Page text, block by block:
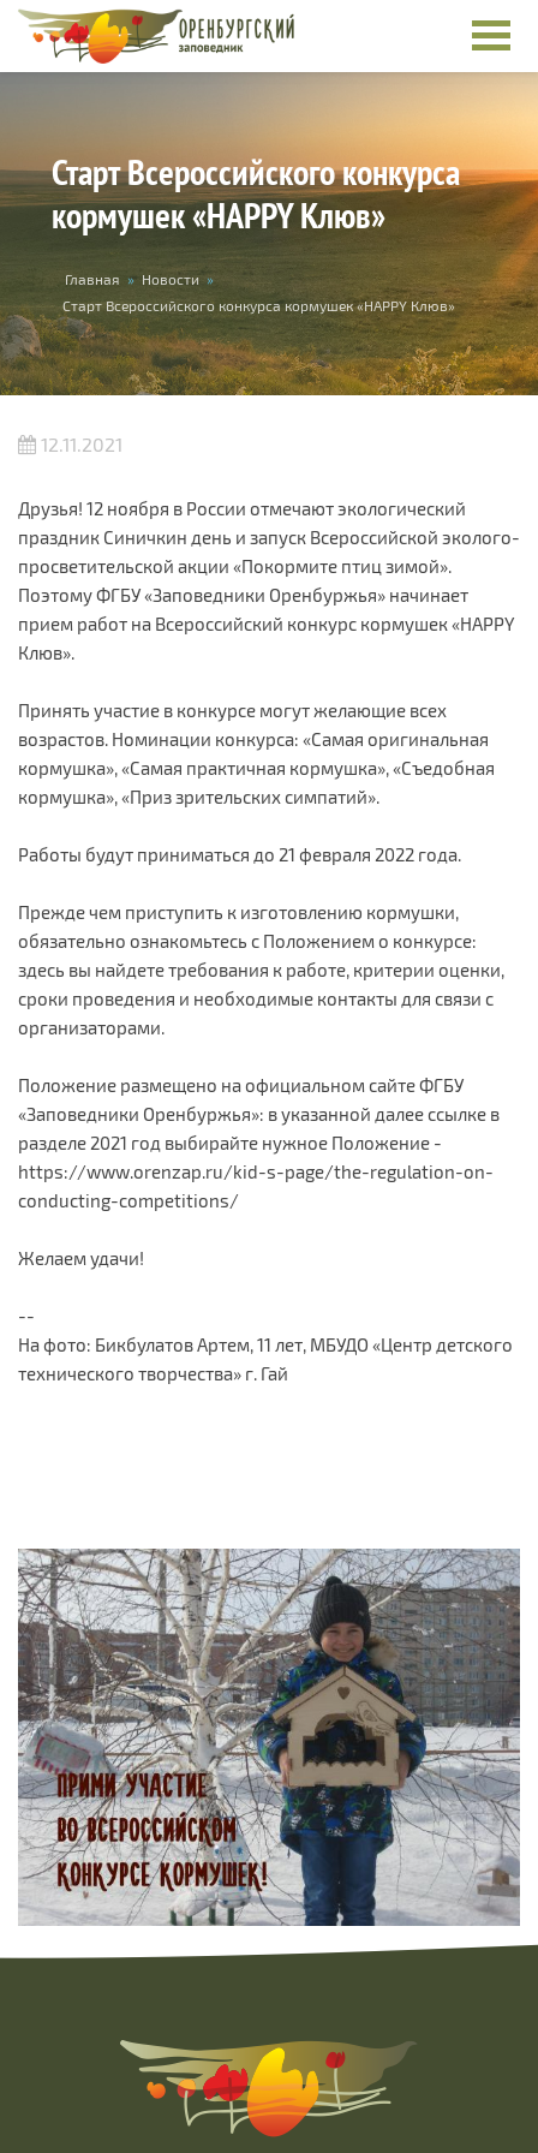
Перейти к основному содержанию
Старт Всероссийского конкурса
кормушек «HAPPY Клюв»
Вы здесь
Главная » Новости »
Старт Всероссийского конкурса кормушек «HAPPY Клюв»
12.11.2021
Друзья! 12 ноября в России отмечают экологический
праздник Синичкин день и запуск Всероссийской эколого-
просветительской акции «Покормите птиц зимой».
Поэтому ФГБУ «Заповедники Оренбуржья» начинает
прием работ на Всероссийский конкурс кормушек «HAPPY
Клюв».
Принять участие в конкурсе могут желающие всех
возрастов. Номинации конкурса: «Самая оригинальная
кормушка», «Самая практичная кормушка», «Съедобная
кормушка», «Приз зрительских симпатий».
Работы будут приниматься до 21 февраля 2022 года.
Прежде чем приступить к изготовлению кормушки,
обязательно ознакомьтесь с Положением о конкурсе:
здесь вы найдете требования к работе, критерии оценки,
сроки проведения и необходимые контакты для связи с
организаторами.
Положение размещено на официальном сайте ФГБУ
«Заповедники Оренбуржья»: в указанной далее ссылке в
разделе 2021 год выбирайте нужное Положение -
https://www.orenzap.ru/kid-s-page/the-regulation-on-
conducting-competitions/
Желаем удачи!
--
На фото: Бикбулатов Артем, 11 лет, МБУДО «Центр детского
технического творчества» г. Гай